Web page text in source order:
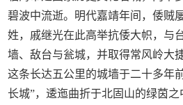
碧波中流逝。明代嘉靖年间，倭贼
姓，戚继光在此高举抗倭大帜，与
墙、敌台与瓮城，并取得常风岭大
这条长达五公里的城墙于二十多年
长城”，逶迤曲折于北固山的绿茵之